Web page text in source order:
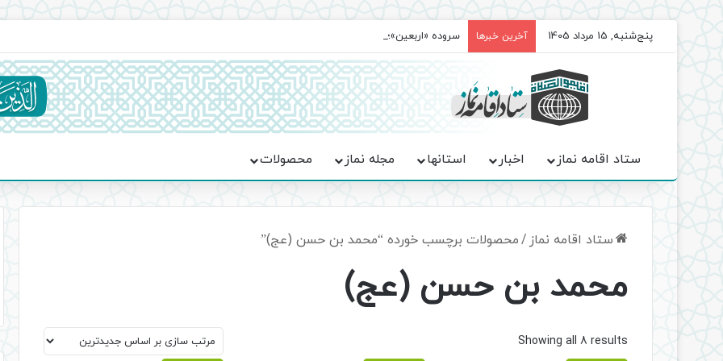
پنج‌شنبه, 15 مرداد 1405 آخرین خبرها سروده‌ «اربعین»؛ روایت حماسه، استقامت و تمدن‌سازی امت اسلامی
ستاد اقامه نماز اخبار استانها مجله نماز محصولات
ستاد اقامه نماز /محصولات برچسب خورده “محمد بن حسن (عج)”
محمد بن حسن (عج)
Showing all 8 results
Sorted